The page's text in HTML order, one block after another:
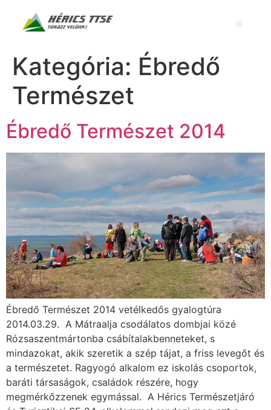
Kategória: Ébredő
Természet
Ébredő Természet 2014
Ébredő Természet 2014 vetélkedős gyalogtúra
2014.03.29. A Mátraalja csodálatos dombjai közé
Rózsaszentmártonba csábítalakbenneteket, s
mindazokat, akik szeretik a szép tájat, a friss levegőt és
a természetet. Ragyogó alkalom ez iskolás csoportok,
baráti társaságok, családok részére, hogy
megmérkőzzenek egymással. A Hérics Természetjáró